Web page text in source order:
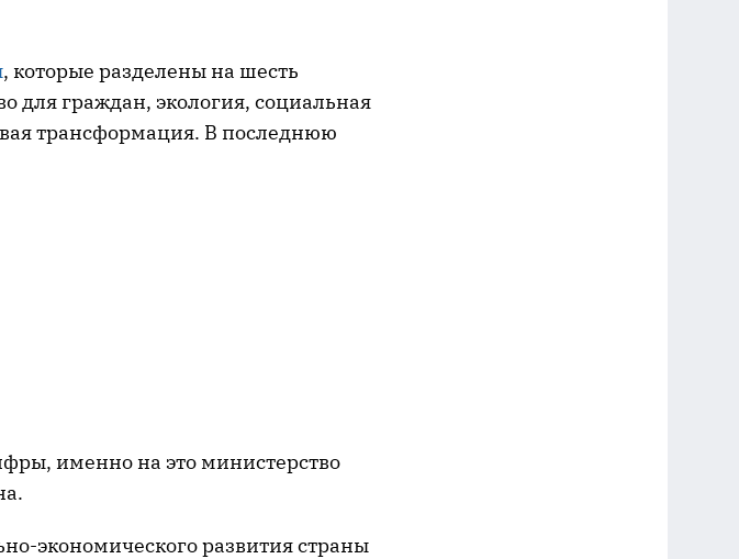
, которые разделены на шесть
для граждан, экология, социальная
трансформация. В последнюю
именно на это министерство
экономического развития страны